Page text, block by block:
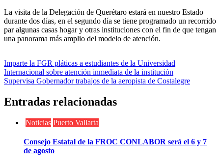
La visita de la Delegación de Querétaro estará en nuestro Estado
durante dos días, en el segundo día se tiene programado un recorrido
par algunas casas hogar y otras instituciones con el fin de que tengan
una panorama más amplio del modelo de atención.
Navegación
de
Imparte la FGR pláticas a estudiantes de la Universidad
Internacional sobre atención inmediata de la institución
Supervisa Gobernador trabajos de la aeropista de Costalegre
Entradas relacionadas
Noticias Puerto Vallarta
Consejo Estatal de la FROC CONLABOR será el 6 y 7
de agosto